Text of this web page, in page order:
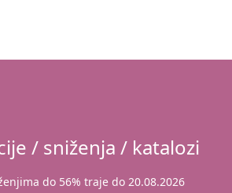
/ sniženja / katalozi
do 56% traje do 20.08.2026